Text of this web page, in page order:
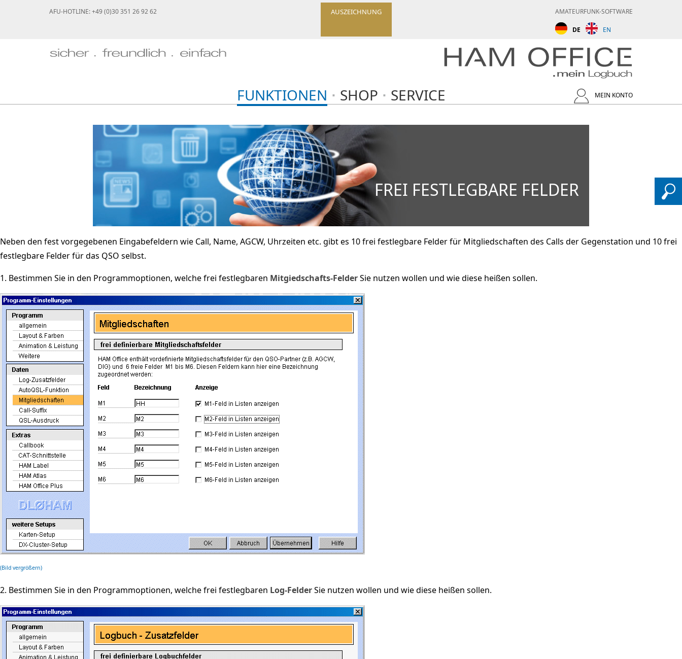
AFU-HOTLINE: +49 (0)30 351 26 92 62 AUSZEICHNUNG AMATEURFUNK-SOFTWARE
DE EN
MEIN KONTO
FUNKTIONEN SHOP SERVICE
FREI FESTLEGBARE FELDER
Neben den fest vorgegebenen Eingabefeldern wie Call, Name, AGCW, Uhrzeiten etc. gibt es 10 frei festlegbare Felder für Mitgliedschaften des Calls der Gegenstation und 10 frei
festlegbare Felder für das QSO selbst.
1. Bestimmen Sie in den Programmoptionen, welche frei festlegbaren Mitgiedschafts-FelderSie nutzen wollen und wie diese heißen sollen.
(Bild vergrößern)
2. Bestimmen Sie in den Programmoptionen, welche frei festlegbaren Log-FelderSie nutzen wollen und wie diese heißen sollen.